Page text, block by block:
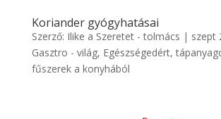
Koriander gyógyhatásai
Szerző: Ilike a Szeretet - tolmács | szept
Gasztro - világ, Egészségedért,
fűszerek a konyhából